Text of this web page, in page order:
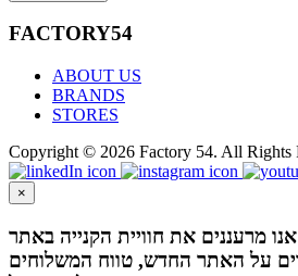
FACTORY54
ABOUT US
BRANDS
STORES
Copyright © 2026 Factory 54. All Rights
×
על האתר החדש, טווח המשלוחים